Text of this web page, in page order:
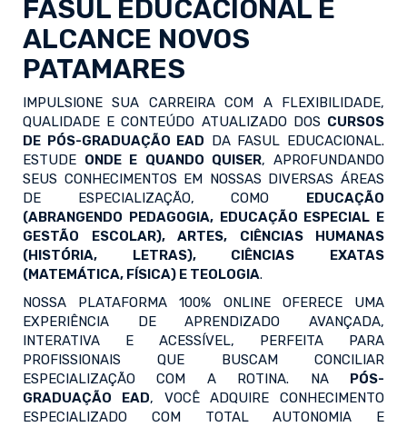
FASUL EDUCACIONAL E
ALCANCE NOVOS
PATAMARES
IMPULSIONE SUA CARREIRA COM A FLEXIBILIDADE,
QUALIDADE E CONTEÚDO ATUALIZADO DOS CURSOS
DE PÓS-GRADUAÇÃO EAD DA FASUL EDUCACIONAL.
ESTUDE ONDE E QUANDO QUISER, APROFUNDANDO
SEUS CONHECIMENTOS EM NOSSAS DIVERSAS ÁREAS
DE ESPECIALIZAÇÃO, COMO EDUCAÇÃO
(ABRANGENDO PEDAGOGIA, EDUCAÇÃO ESPECIAL E
GESTÃO ESCOLAR), ARTES, CIÊNCIAS HUMANAS
(HISTÓRIA, LETRAS), CIÊNCIAS EXATAS
(MATEMÁTICA, FÍSICA) E TEOLOGIA.
NOSSA PLATAFORMA 100% ONLINE OFERECE UMA
EXPERIÊNCIA DE APRENDIZADO AVANÇADA,
INTERATIVA E ACESSÍVEL, PERFEITA PARA
PROFISSIONAIS QUE BUSCAM CONCILIAR
ESPECIALIZAÇÃO COM A ROTINA. NA PÓS-
GRADUAÇÃO EAD, VOCÊ ADQUIRE CONHECIMENTO
ESPECIALIZADO COM TOTAL AUTONOMIA E